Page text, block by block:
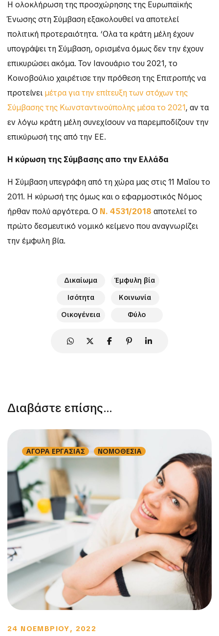
Η ολοκλήρωση της προσχώρησης της Ευρωπαϊκής
Ένωσης στη Σύμβαση εξακολουθεί να αποτελεί
πολιτική προτεραιότητα. ‘Ολα τα κράτη μέλη έχουν
υπογράψει τη Σύμβαση, ορισμένα όμως δεν την έχουν
επικυρώσει ακόμα. Τον Ιανουάριο του 2021, το
Κοινοβούλιο χαιρέτισε την πρόθεση της Επιτροπής να
προτείνει μέτρα για την επίτευξη των στόχων της
Σύμβασης της Κωνσταντινούπολης μέσα το 2021, αν τα
εν λόγω κράτη μέλη συνεχίσουν να παρεμποδίζουν την
επικύρωσή της από την ΕΕ.
Η κύρωση της Σύμβασης απο την Ελλάδα
Η Σύμβαση υπεγράφη από τη χώρα μας στις 11 Μαΐου το
2011. Η κύρωσή της όμως και ο εφαρμοστικός Νόμος
ήρθαν πολύ αργότερα. Ο Ν. 4531/2018 αποτελεί το
πρώτο δεσμευτικό νομικό κείμενο που αναγνωρίζει
την έμφυλη βία.
Δικαίωμα
Έμφυλη βία
Ισότητα
Κοινωνία
Οικογένεια
Φύλο
Διαβάστε επίσης...
ΑΓΟΡΑ ΕΡΓΑΣΙΑΣ ΝΟΜΟΘΕΣΙΑ
24 ΝΟΕΜΒΡΙΟΥ, 2022